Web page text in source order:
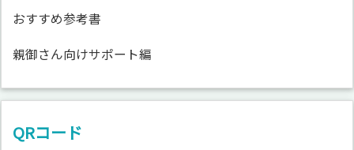
おすすめ参考書
親御さん向けサポート編
QRコード